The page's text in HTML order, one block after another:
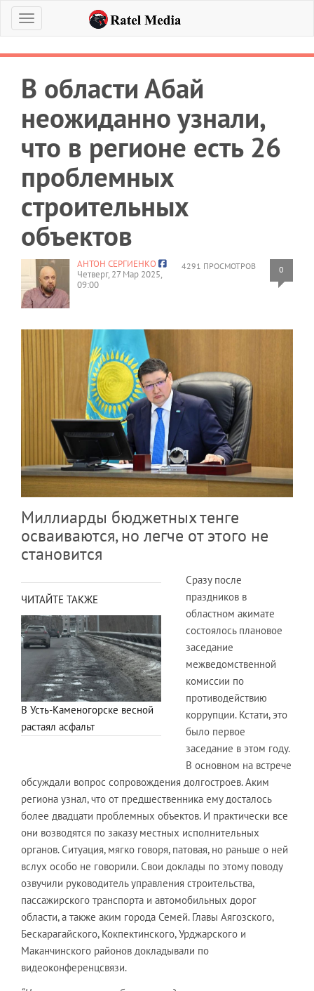
Меню
В области Абай
неожиданно узнали,
что в регионе есть 26
проблемных
строительных
объектов
4291 ПРОСМОТРОВ 0
АНТОН СЕРГИЕНКО
Четверг, 27 Мар 2025,
09:00
Миллиарды бюджетных тенге
осваиваются, но легче от этого не
становится
ЧИТАЙТЕ ТАКЖЕ
В Усть-Каменогорске весной
растаял асфальт
Сразу после
праздников в
областном акимате
состоялось плановое
заседание
межведомственной
комиссии по
противодействию
коррупции. Кстати, это
было первое
заседание в этом году.
В основном на встрече
обсуждали вопрос сопровождения долгостроев. Аким
региона узнал, что от предшественника ему досталось
более двадцати проблемных объектов. И практически все
они возводятся по заказу местных исполнительных
органов. Ситуация, мягко говоря, патовая, но раньше о ней
вслух особо не говорили. Свои доклады по этому поводу
озвучили руководитель управления строительства,
пассажирского транспорта и автомобильных дорог
области, а также аким города Семей. Главы Аягозского,
Бескарагайского, Кокпектинского, Урджарского и
Маканчинского районов докладывали по
видеоконференцсвязи.